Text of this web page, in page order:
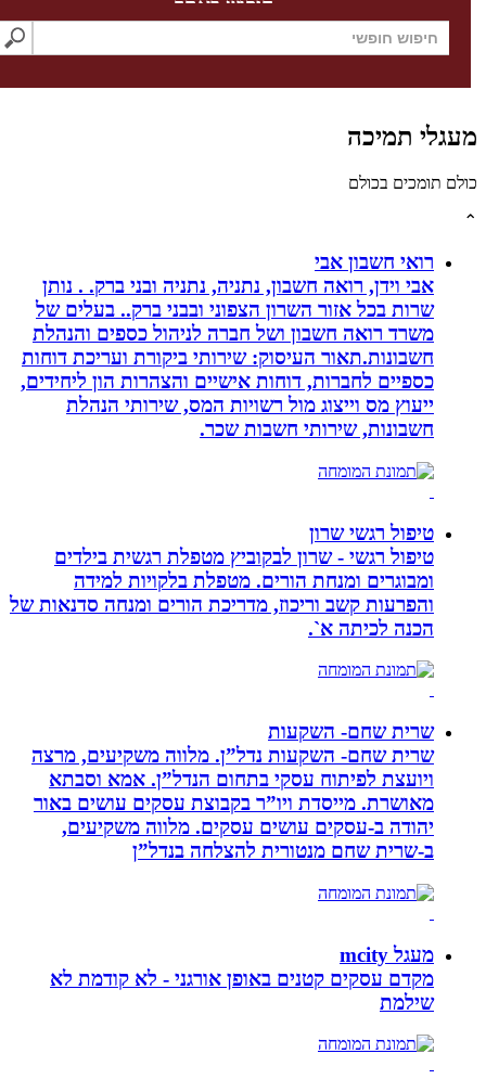
חיפוש באתר
תמיכה
תומכים בכולם
רואי חשבון אבי
אבי וידן, רואה חשבון, נתניה, נתניה ובני ברק. . נותן
שרות בכל אזור השרון הצפוני ובבני ברק.. בעלים של
משרד רואה חשבון ושל חברה לניהול כספים והנהלת
חשבונות.תאור העיסוק: שירותי ביקורת ועריכת דוחות
כספיים לחברות, דוחות אישיים והצהרות הון ליחידים,
ייעוץ מס וייצוג מול רשויות המס, שירותי הנהלת
חשבונות, שירותי חשבות שכר.
טיפול רגשי שרון
טיפול רגשי - שרון לבקוביץ מטפלת רגשית בילדים
ומבוגרים ומנחת הורים. מטפלת בלקויות למידה
והפרעות קשב וריכוז, מדריכת הורים ומנחה סדנאות של
הכנה לכיתה א`.
שרית שחם- השקעות
שרית שחם- השקעות נדל”ן. מלווה משקיעים, מרצה
ויועצת לפיתוח עסקי בתחום הנדל”ן. אמא וסבתא
מאושרת. ‏מייסדת ויו”ר בקבוצת עסקים עושים באור
יהודה‏ ב-‏עסקים עושים עסקים‏. ‏מלווה משקיעים,
ב-‏שרית שחם מנטורית להצלחה בנדל”ן‏
מעגל mcity
מקדם עסקים קטנים באופן אורגני - לא קודמת לא
שילמת